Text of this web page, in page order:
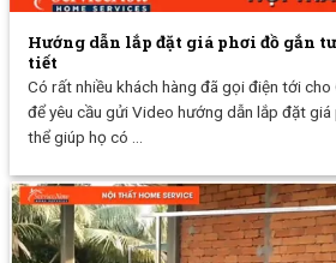
Hướng dẫn lắp đặt giá phơi đồ gắn
tiết
Có rất nhiều khách hàng đã gọi điện tới
để yêu cầu gửi Video hướng dẫn lắp đặt
thể giúp họ có ...